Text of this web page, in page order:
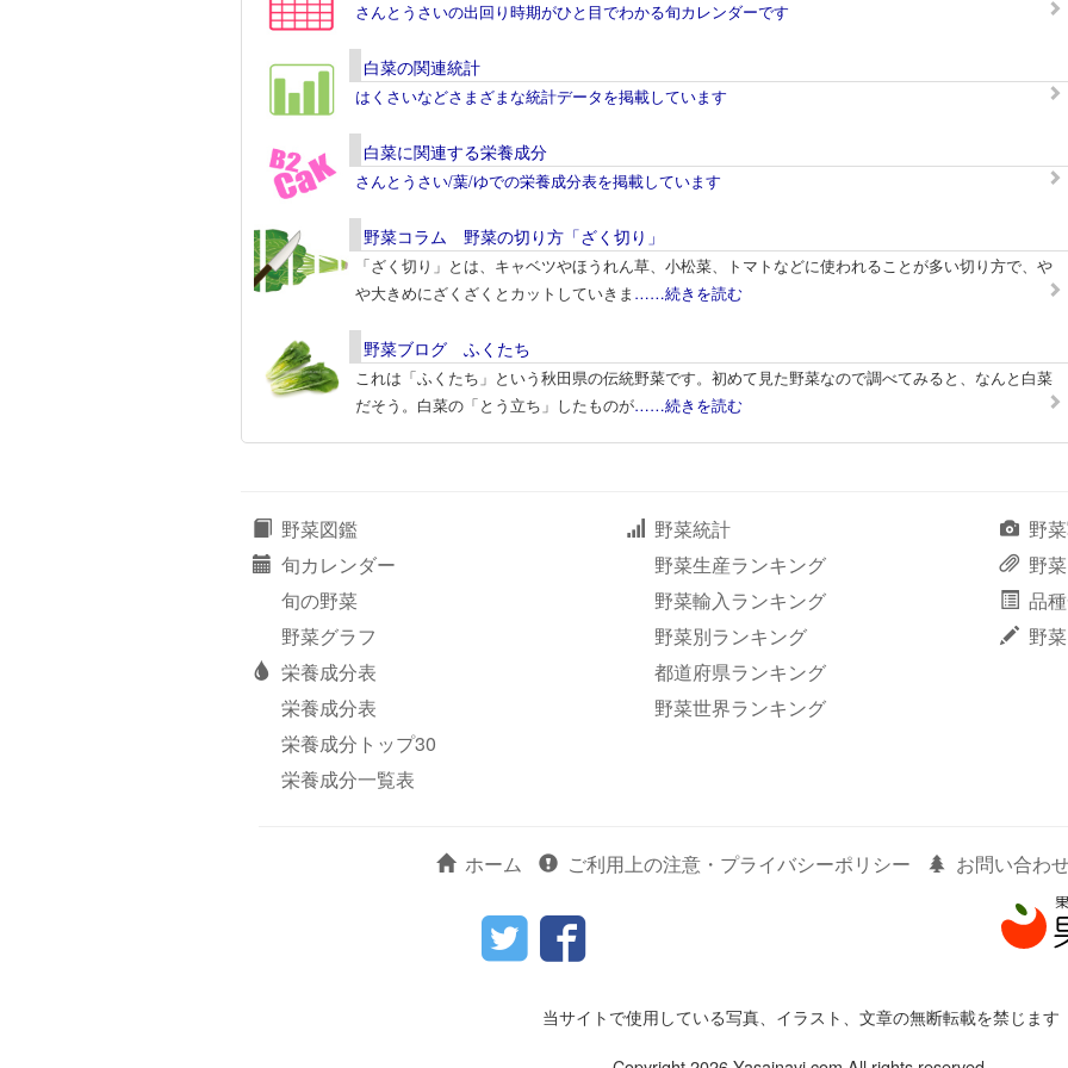
さんとうさいの出回り時期がひと目でわかる旬カレンダーです
白菜の関連統計
はくさいなどさまざまな統計データを掲載しています
白菜に関連する栄養成分
さんとうさい/葉/ゆでの栄養成分表を掲載しています
野菜コラム 野菜の切り方「ざく切り」
「ざく切り」とは、キャベツやほうれん草、小松菜、トマトなどに使われることが多い切り方で、や
や大きめにざくざくとカットしていきま ……続きを読む
野菜ブログ ふくたち
これは「ふくたち」という秋田県の伝統野菜です。初めて見た野菜なので調べてみると、なんと白菜
だそう。白菜の「とう立ち」したものが……続きを読む
野菜図鑑
旬カレンダー
旬の野菜
野菜グラフ
栄養成分表
栄養成分表
栄養成分トップ30
栄養成分一覧表
野菜統計
野菜生産ランキング
野菜輸入ランキング
野菜別ランキング
都道府県ランキング
野菜世界ランキング
野
野
品
野
ホーム ご利用上の注意・プライバシーポリシー お問い合わ
当サイトで使用している写真、イラスト、文章の無断転載を禁じます